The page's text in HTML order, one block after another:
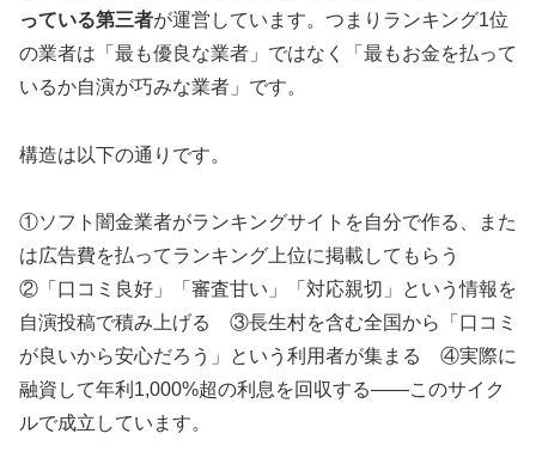
っている第三者が運営しています。つまりランキング1位
の業者は「最も優良な業者」ではなく「最もお金を払って
いるか自演が巧みな業者」です。
構造は以下の通りです。
①ソフト闇金業者がランキングサイトを自分で作る、また
は広告費を払ってランキング上位に掲載してもらう
②「口コミ良好」「審査甘い」「対応親切」という情報を
自演投稿で積み上げる ③長生村を含む全国から「口コミ
が良いから安心だろう」という利用者が集まる ④実際に
融資して年利1,000%超の利息を回収する——このサイク
ルで成立しています。